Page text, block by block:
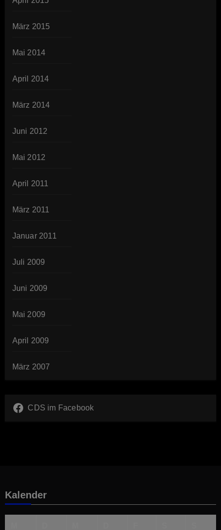
März 2015
Mai 2014
April 2014
März 2014
Juni 2012
Mai 2012
April 2011
März 2011
Januar 2011
Juli 2009
Juni 2009
Mai 2009
April 2009
März 2007
CDS im Facebook
Kalender